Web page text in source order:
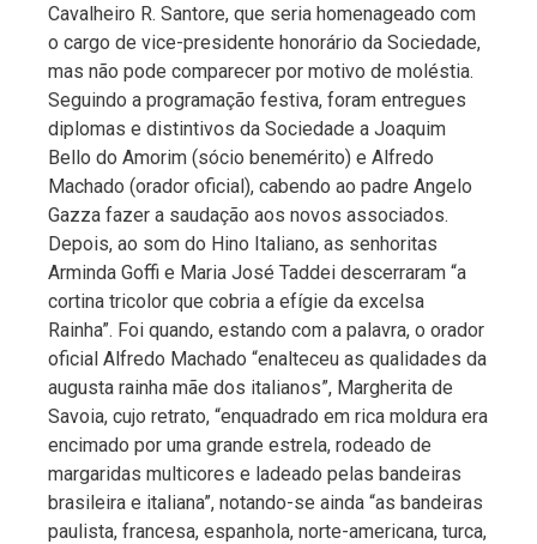
Cavalheiro R. Santore, que seria homenageado com
o cargo de vice-presidente honorário da Sociedade,
mas não pode comparecer por motivo de moléstia.
Seguindo a programação festiva, foram entregues
diplomas e distintivos da Sociedade a Joaquim
Bello do Amorim (sócio benemérito) e Alfredo
Machado (orador oficial), cabendo ao padre Angelo
Gazza fazer a saudação aos novos associados.
Depois, ao som do Hino Italiano, as senhoritas
Arminda Goffi e Maria José Taddei descerraram “a
cortina tricolor que cobria a efígie da excelsa
Rainha”. Foi quando, estando com a palavra, o orador
oficial Alfredo Machado “enalteceu as qualidades da
augusta rainha mãe dos italianos”, Margherita de
Savoia, cujo retrato, “enquadrado em rica moldura era
encimado por uma grande estrela, rodeado de
margaridas multicores e ladeado pelas bandeiras
brasileira e italiana”, notando-se ainda “as bandeiras
paulista, francesa, espanhola, norte-americana, turca,